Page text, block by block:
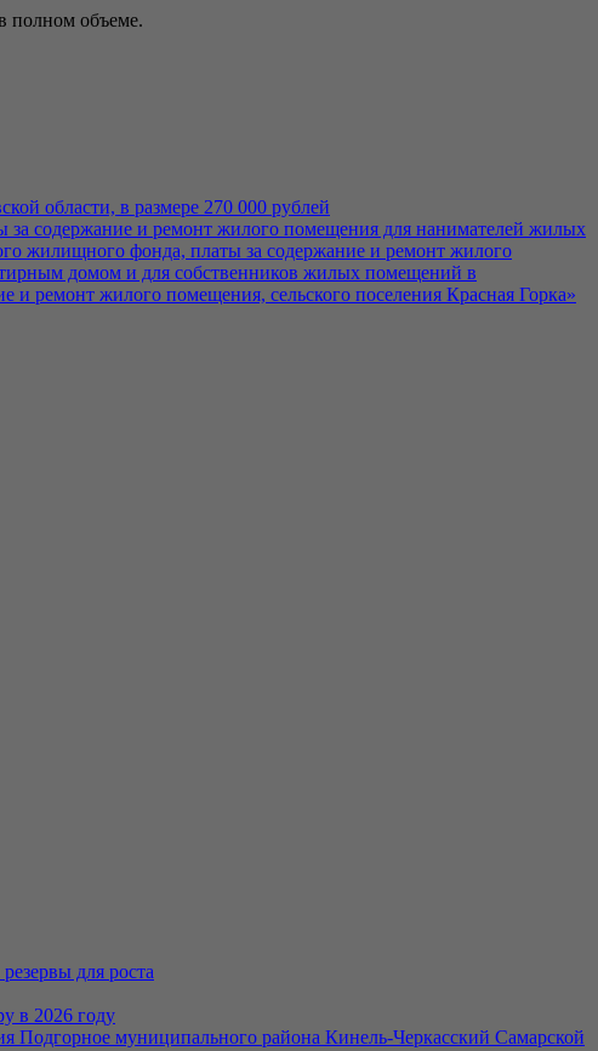
полном объеме.
области, в размере 270 000 рублей
содержание и ремонт жилого помещения для нанимателей жилых
жилищного фонда, платы за содержание и ремонт жилого
домом и для собственников жилых помещений в
ремонт жилого помещения, сельского поселения Красная Горка»
для роста
в 2026 году
Подгорное муниципального района Кинель-Черкасский Самарской